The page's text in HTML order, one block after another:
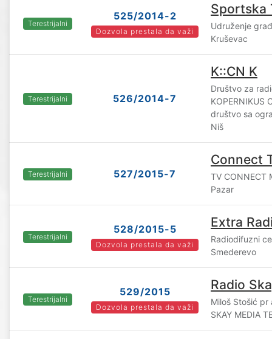
Terestrijalni
525/2014-2
Dozvola prestala da važi
Sportska
Udruženje
Kruševac
Terestrijalni 526/2014-7
K::CN K
Društvo za
KOPERNIKUS
društvo sa
Niš
Terestrijalni 527/2015-7
Connect
TV CONNECT
Pazar
Terestrijalni
528/2015-5
Dozvola prestala da važi
Extra
Radiodifuzni
Smederevo
Terestrijalni
529/2015
Dozvola prestala da važi
Radio
Miloš Stošić
SKAY MEDIA